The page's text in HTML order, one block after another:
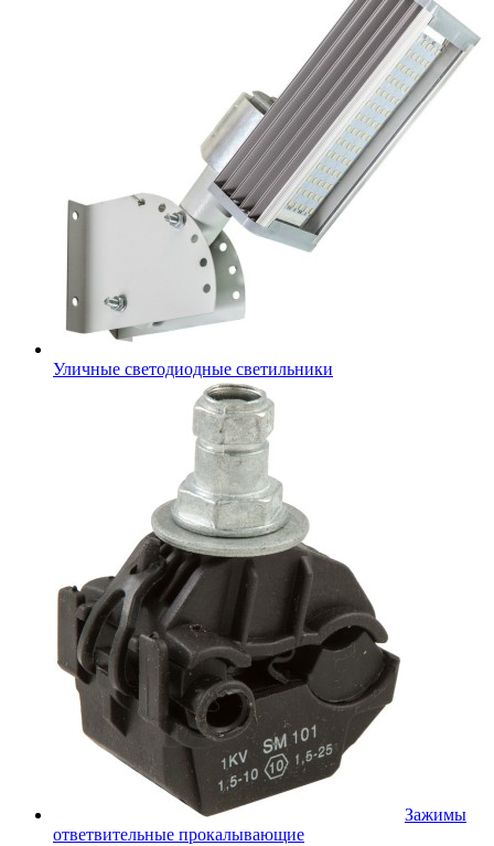
Уличные светодиодные светильники
Зажимы
ответвительные прокалывающие